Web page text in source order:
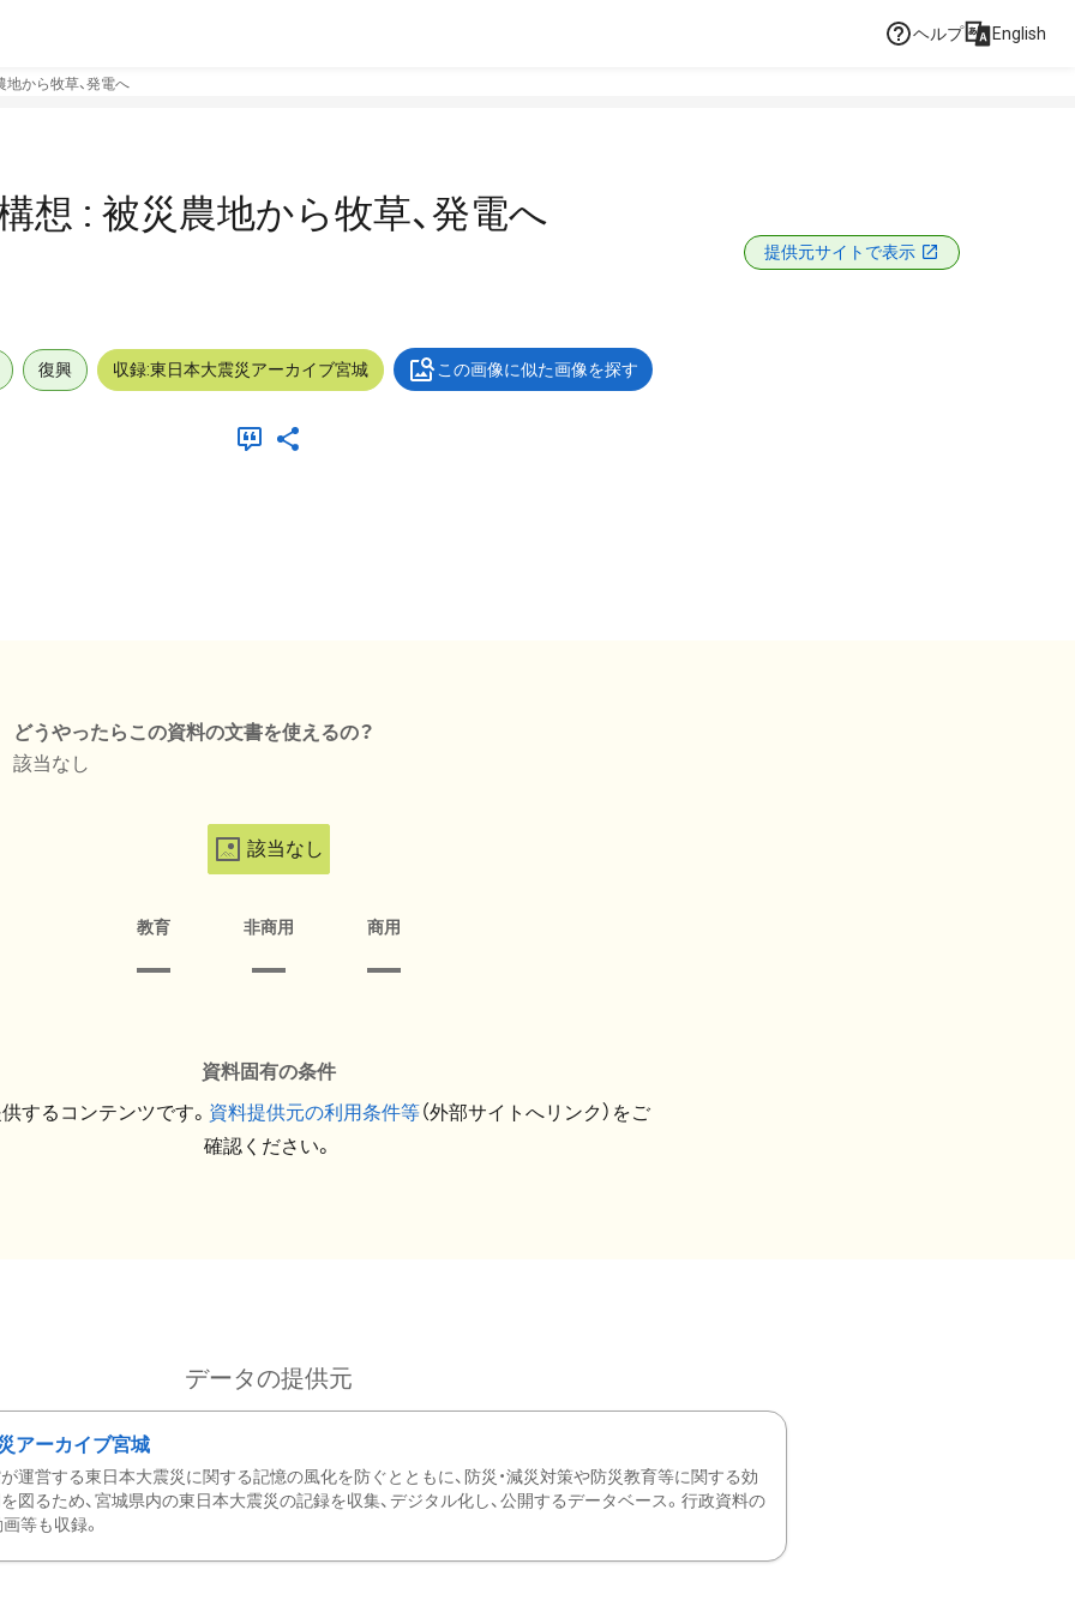
ヘルプ English
地から牧草、発電へ
想 : 被災農地から牧草、発電へ
提供元サイトで表示
復興 収録:東日本大震災アーカイブ宮城 この画像に似た画像を探す
どうやったらこの資料の文書を使えるの？
該当なし
該当なし
教育 非商用 商用
資料固有の条件
するコンテンツです。 資料提供元の利用条件等（外部サイトへリンク）をご
確認ください。
データの提供元
アーカイブ宮城
運営する東日本大震災に関する記憶の風化を防ぐとともに、防災・減災対策や防災教育等に関する効
図るため、宮城県内の東日本大震災の記録を収集、デジタル化し、公開するデータベース。行政資料の
等も収録。